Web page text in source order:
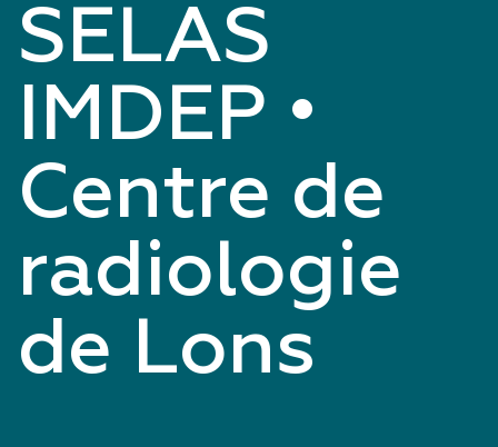
SELAS
IMDEP •
Centre de
radiologie
de Lons